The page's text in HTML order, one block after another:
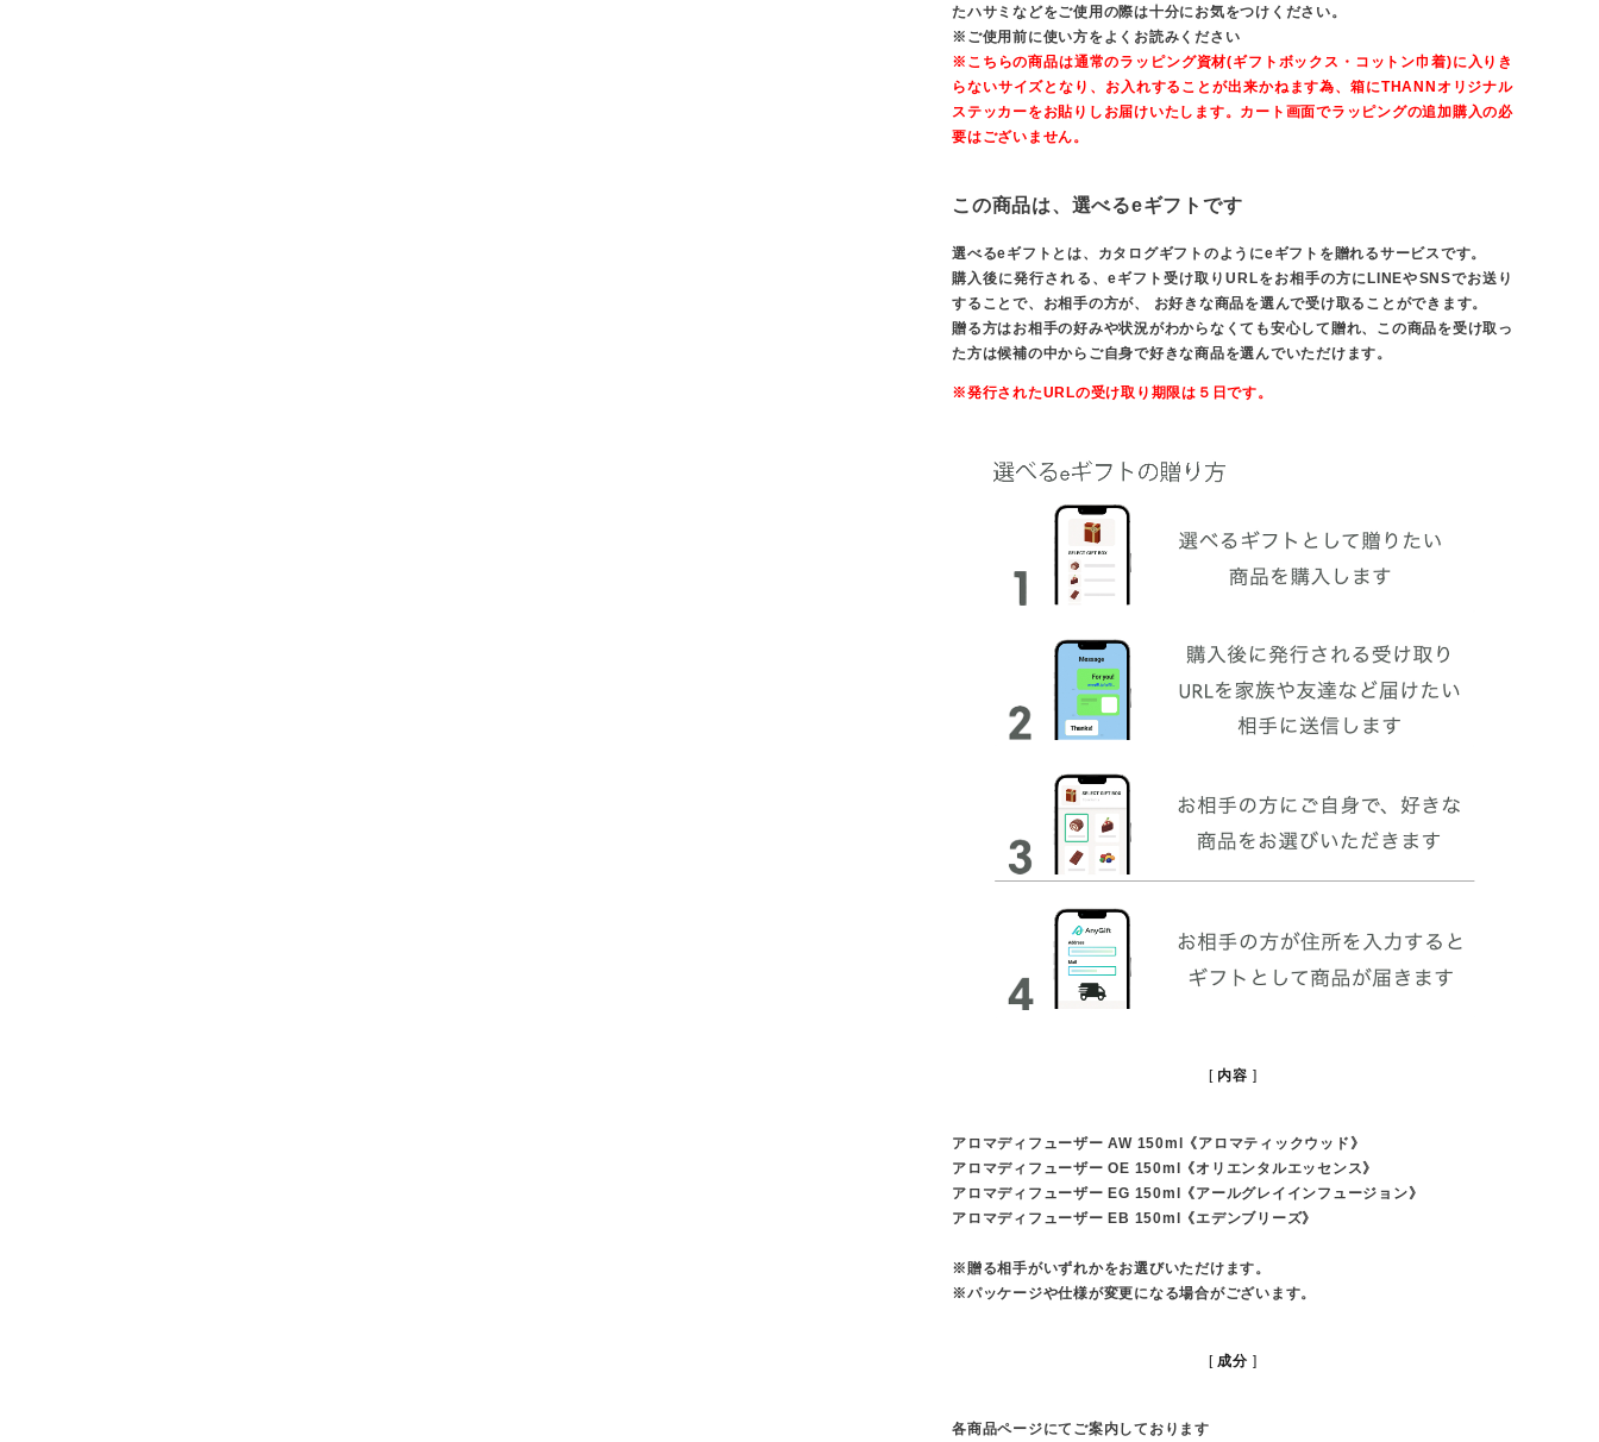
たハサミなどをご使用の際は十分にお気をつけください。
※ご使用前に使い方をよくお読みください
※こちらの商品は通常のラッピング資材(ギフトボックス・コットン巾着)に入りき
らないサイズとなり、お入れすることが出来かねます為、箱にTHANNオリジナル
ステッカーをお貼りしお届けいたします。カート画面でラッピングの追加購入の必
要はございません。
この商品は、選べるeギフトです
選べるeギフトとは、カタログギフトのようにeギフトを贈れるサービスです。
購入後に発行される、eギフト受け取りURLをお相手の方にLINEやSNSでお送り
することで、お相手の方が、 お好きな商品を選んで受け取ることができます。
贈る方はお相手の好みや状況がわからなくても安心して贈れ、この商品を受け取っ
た方は候補の中からご自身で好きな商品を選んでいただけます。
※発行されたURLの受け取り期限は５日です。
内容
アロマディフューザー AW 150ml《アロマティックウッド》
アロマディフューザー OE 150ml《オリエンタルエッセンス》
アロマディフューザー EG 150ml《アールグレイインフュージョン》
アロマディフューザー EB 150ml《エデンブリーズ》
※贈る相手がいずれかをお選びいただけます。
※パッケージや仕様が変更になる場合がございます。
成分
各商品ページにてご案内しております